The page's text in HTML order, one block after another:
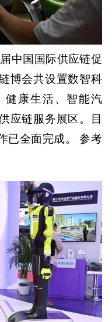
中国国际供应链促
博会共设置数智科
健康生活、智能汽
应链服务展区。目
已全面完成。 参考